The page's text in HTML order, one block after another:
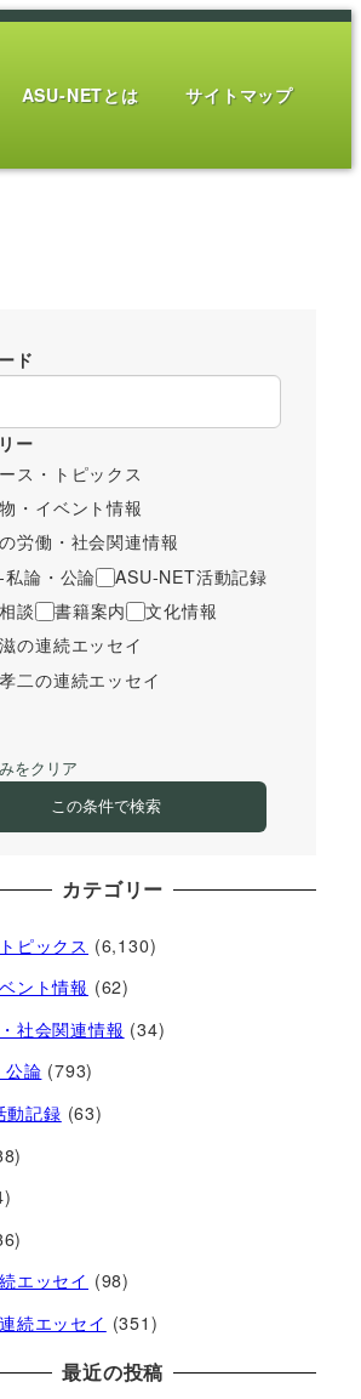
ASU-NETとは サイトマップ
ド
ー
ス・トピックス
・イベント情報
労働・社会関連情報
私論・公論
ASU-NET活動記録
談
書籍案内
文化情報
の連続エッセイ
二の連続エッセイ
をクリア
この条件で検索
カテゴリー
ピックス (6,130)
ント情報 (62)
社会関連情報 (34)
公論 (793)
動記録 (63)
エッセイ (98)
続エッセイ (351)
最近の投稿